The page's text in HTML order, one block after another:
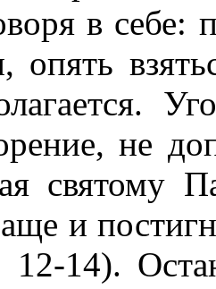
в себе:
опять
не
святому
и
14).